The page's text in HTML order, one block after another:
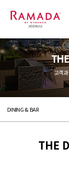
고객과
DINING & BAR
THE